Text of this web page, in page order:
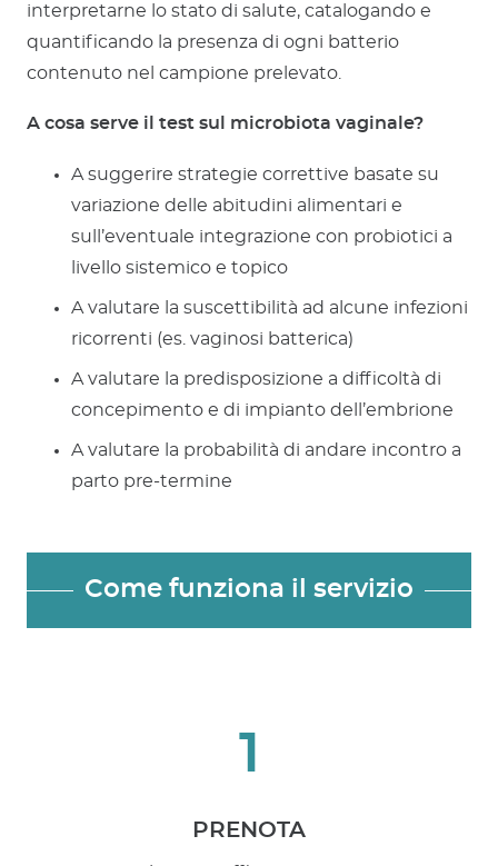
interpretarne lo stato di salute, catalogando e
quantificando la presenza di ogni batterio
contenuto nel campione prelevato.
A cosa serve il test sul microbiota vaginale?
A suggerire strategie correttive basate su
variazione delle abitudini alimentari e
sull’eventuale integrazione con probiotici a
livello sistemico e topico
A valutare la suscettibilità ad alcune infezioni
ricorrenti (es. vaginosi batterica)
A valutare la predisposizione a difficoltà di
concepimento e di impianto dell’embrione
A valutare la probabilità di andare incontro a
parto pre-termine
Come funziona il servizio
1
PRENOTA